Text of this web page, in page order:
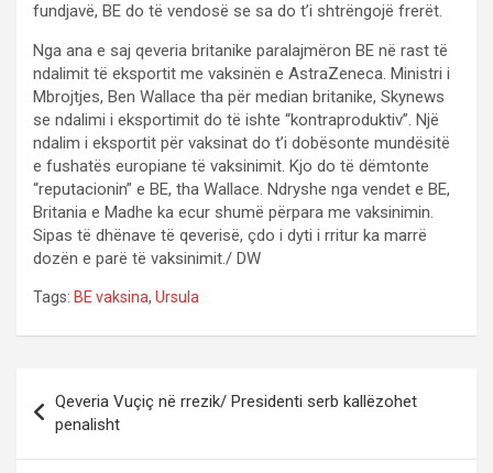
fundjavë, BE do të vendosë se sa do t’i shtrëngojë frerët.
Nga ana e saj qeveria britanike paralajmëron BE në rast të
ndalimit të eksportit me vaksinën e AstraZeneca. Ministri i
Mbrojtjes, Ben Wallace tha për median britanike, Skynews
se ndalimi i eksportimit do të ishte “kontraproduktiv”. Një
ndalim i eksportit për vaksinat do t’i dobësonte mundësitë
e fushatës europiane të vaksinimit. Kjo do të dëmtonte
“reputacionin” e BE, tha Wallace. Ndryshe nga vendet e BE,
Britania e Madhe ka ecur shumë përpara me vaksinimin.
Sipas të dhënave të qeverisë, çdo i dyti i rritur ka marrë
dozën e parë të vaksinimit./ DW
Tags: BE vaksina, Ursula
s
Qeveria Vuçiç në rrezik/ Presidenti serb kallëzohet
penalisht